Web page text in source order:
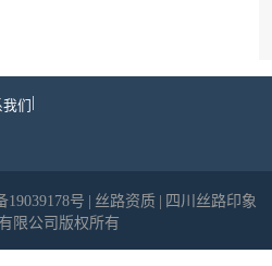
们
19039178号 丝路资质
四川丝路印象
限公司版权所有